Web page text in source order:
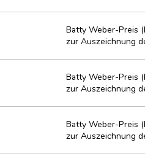
Batty Weber-Preis
zur Auszeichnung
Batty Weber-Preis
zur Auszeichnung
Batty Weber-Preis
zur Auszeichnung